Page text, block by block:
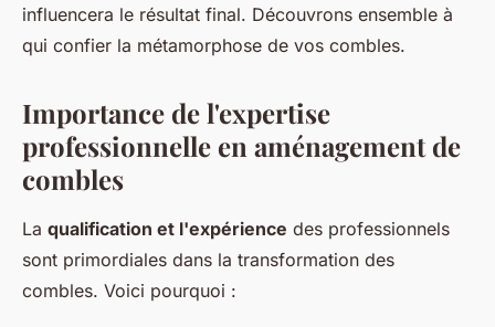
influencera le résultat final. Découvrons ensemble à
qui confier la métamorphose de vos combles.
Importance de l'expertise
professionnelle en aménagement de
combles
La qualification et l'expérience des professionnels
sont primordiales dans la transformation des
combles. Voici pourquoi :